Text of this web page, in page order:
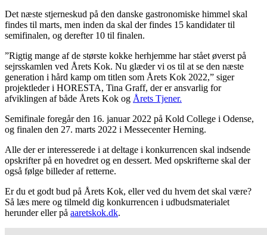
Det næste stjerneskud på den danske gastronomiske himmel skal
findes til marts, men inden da skal der findes 15 kandidater til
semifinalen, og derefter 10 til finalen.
”Rigtig mange af de største kokke herhjemme har stået øverst på
sejrsskamlen ved Årets Kok. Nu glæder vi os til at se den næste
generation i hård kamp om titlen som Årets Kok 2022,” siger
projektleder i HORESTA, Tina Graff, der er ansvarlig for
afviklingen af både Årets Kok og Årets Tjener.
Semifinale foregår den 16. januar 2022 på Kold College i Odense,
og finalen den 27. marts 2022 i Messecenter Herning.
Alle der er interesserede i at deltage i konkurrencen skal indsende
opskrifter på en hovedret og en dessert. Med opskrifterne skal der
også følge billeder af retterne.
Er du et godt bud på Årets Kok, eller ved du hvem det skal være?
Så læs mere og tilmeld dig konkurrencen i udbudsmaterialet
herunder eller på aaretskok.dk.